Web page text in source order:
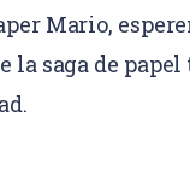
Mario,
la saga de